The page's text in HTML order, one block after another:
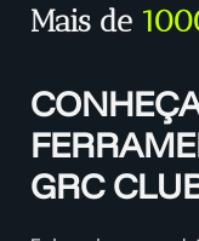
Mais de
GRC